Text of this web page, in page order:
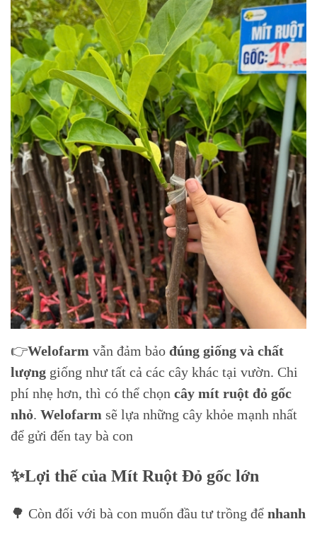
👉Welofarm vẫn đảm bảo đúng giống và chất
lượng giống như tất cả các cây khác tại vườn. Chi
phí nhẹ hơn, thì có thể chọn cây mít ruột đỏ gốc
nhỏ. Welofarm sẽ lựa những cây khỏe mạnh nhất
để gửi đến tay bà con
✨Lợi thế của Mít Ruột Đỏ gốc lớn
🌳 Còn đối với bà con muốn đầu tư trồng để nhanh